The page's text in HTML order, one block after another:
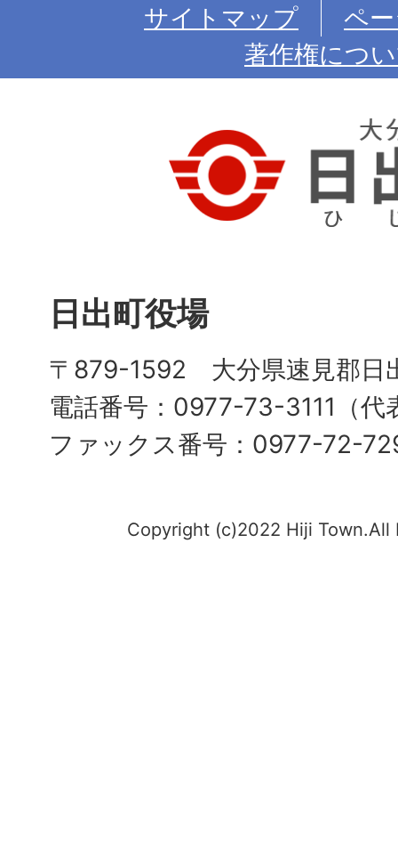
サイトマップ
ペ
著作権につ
日出町役場
〒879-1592 大分県速見郡日
電話番号：0977-73-3111（代
ファックス番号：0977-72-
Copyright (c)2022 Hiji Town.All